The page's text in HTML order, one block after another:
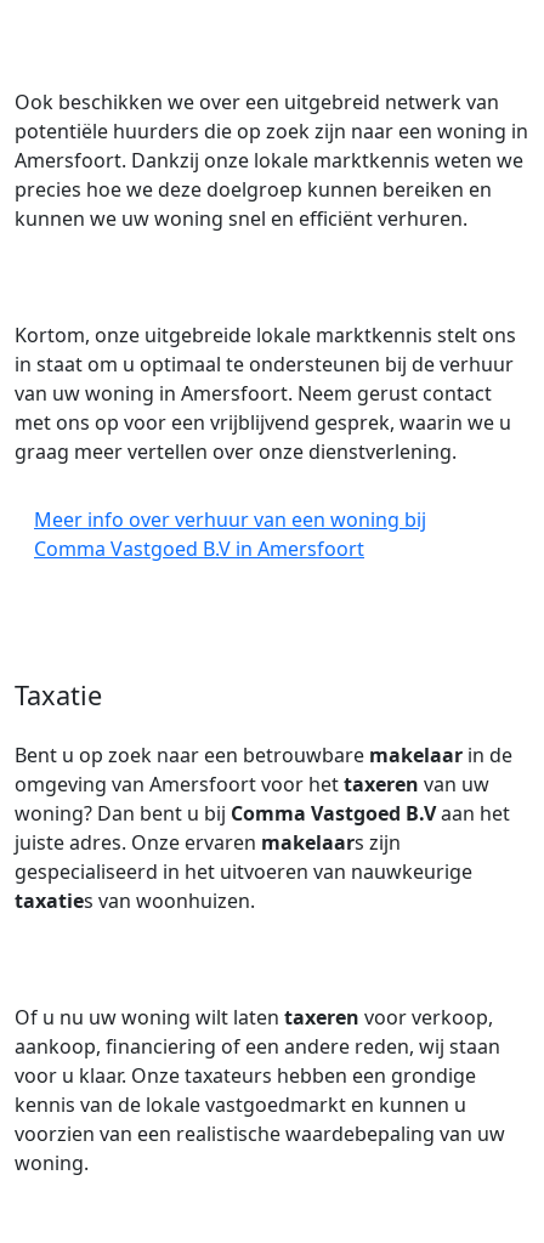
Ook beschikken we over een uitgebreid netwerk van
potentiële huurders die op zoek zijn naar een woning in
Amersfoort. Dankzij onze lokale marktkennis weten we
precies hoe we deze doelgroep kunnen bereiken en
kunnen we uw woning snel en efficiënt verhuren.
Kortom, onze uitgebreide lokale marktkennis stelt ons
in staat om u optimaal te ondersteunen bij de verhuur
van uw woning in Amersfoort. Neem gerust contact
met ons op voor een vrijblijvend gesprek, waarin we u
graag meer vertellen over onze dienstverlening.
Meer info over verhuur van een woning bij
Comma Vastgoed B.V in Amersfoort
Taxatie
Bent u op zoek naar een betrouwbare makelaar in de
omgeving van Amersfoort voor hettaxeren van uw
woning? Dan bent u bij Comma Vastgoed B.Vaan het
juiste adres. Onze ervaren makelaars zijn
gespecialiseerd in het uitvoeren van nauwkeurige
taxaties van woonhuizen.
Of u nu uw woning wilt laten taxeren voor verkoop,
aankoop, financiering of een andere reden, wij staan
voor u klaar. Onze taxateurs hebben een grondige
kennis van de lokale vastgoedmarkt en kunnen u
voorzien van een realistische waardebepaling van uw
woning.